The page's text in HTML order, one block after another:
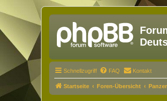
Schnellzugriff FAQ Kontakt
Startseite Foren-Übersicht